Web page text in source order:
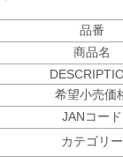
品番
商品名
希望小売価
JANコード
カテゴリー